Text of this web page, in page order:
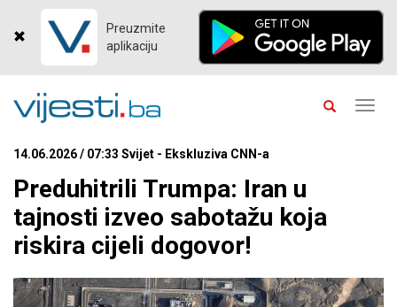
Preuzmite
aplikaciju
14.06.2026 / 07:33 Svijet - Ekskluziva CNN-a
Preduhitrili Trumpa: Iran u
tajnosti izveo sabotažu koja
riskira cijeli dogovor!